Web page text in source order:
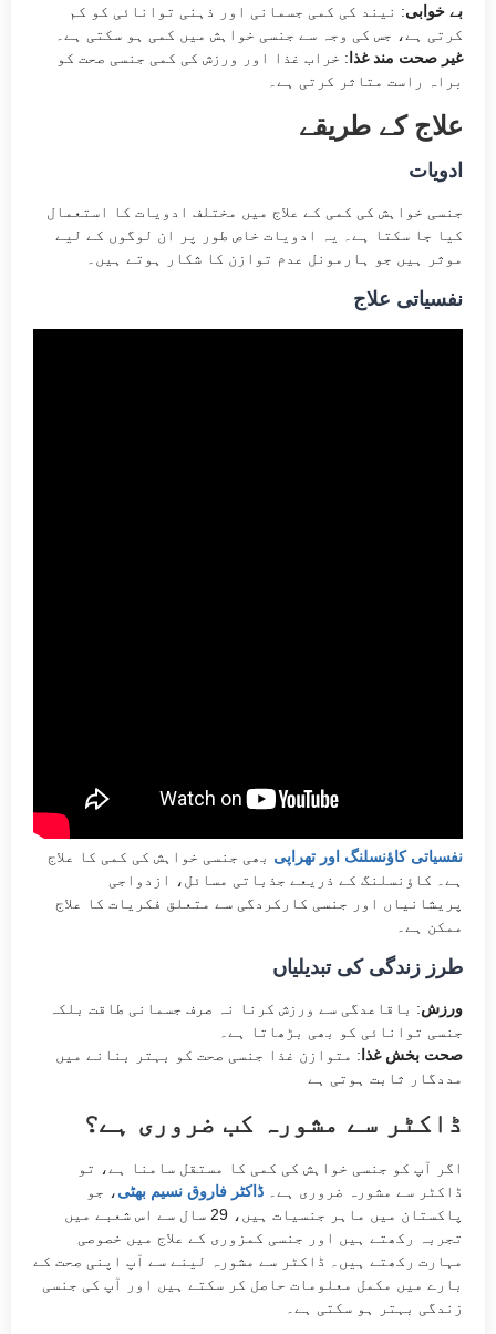
بے خوابی: نیند کی کمی جسمانی اور ذہنی توانائی کو کم
کرتی ہے، جس کی وجہ سے جنسی خواہش میں کمی ہو سکتی ہے۔
غیر صحت مند غذا : خراب غذا اور ورزش کی کمی جنسی صحت کو
براہ راست متاثر کرتی ہے۔
علاج کے طریقے
ادویات
جنسی خواہش کی کمی کے علاج میں مختلف ادویات کا استعمال
کیا جا سکتا ہے۔ یہ ادویات خاص طور پر ان لوگوں کے لیے
موثر ہیں جو ہارمونل عدم توازن کا شکار ہوتے ہیں​۔
نفسیاتی علاج
نفسیاتی کاؤنسلنگ اور تھراپی بھی جنسی خواہش کی کمی کا علاج
ہے۔ کاؤنسلنگ کے ذریعے جذباتی مسائل، ازدواجی
پریشانیاں اور جنسی کارکردگی سے متعلق فکریات کا علاج
ممکن ہے۔
طرز زندگی کی تبدیلیاں
ورزش: باقاعدگی سے ورزش کرنا نہ صرف جسمانی طاقت بلکہ
جنسی توانائی کو بھی بڑھاتا ہے۔
صحت بخش غذا : متوازن غذا جنسی صحت کو بہتر بنانے میں
ڈاکٹر سے مشورہ کب ضروری ہے؟
اگر آپ کو جنسی خواہش کی کمی کا مستقل سامنا ہے، تو
ڈاکٹر سے مشورہ ضروری ہے۔ ڈاکٹر فاروق نسیم بھٹی، جو
پاکستان میں ماہر جنسیات ہیں، 29 سال سے اس شعبے میں
تجربہ رکھتے ہیں اور جنسی کمزوری کے علاج میں خصوصی
مہارت رکھتے ہیں۔ ڈاکٹر سے مشورہ لینے سے آپ اپنی صحت کے
بارے میں مکمل معلومات حاصل کر سکتے ہیں اور آپ کی جنسی
زندگی بہتر ہو سکتی ہے۔